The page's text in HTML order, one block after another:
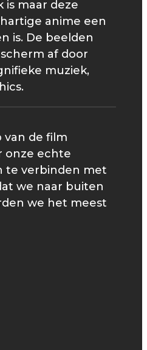
maar deze
anime een
is. De beelden
af door
muziek,
van de film
onze echte
te verbinden met
we naar buiten
we het meest